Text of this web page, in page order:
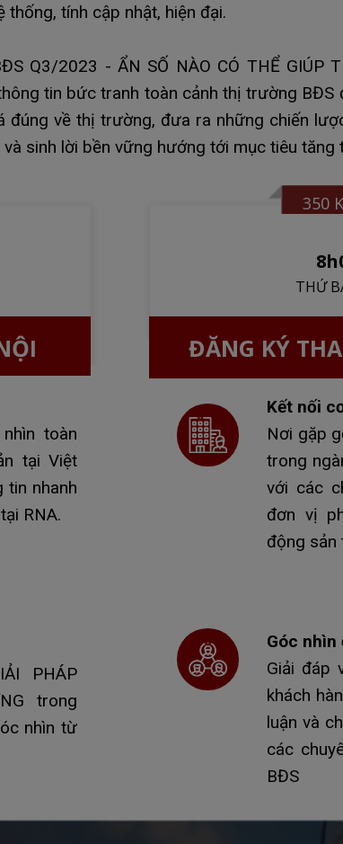
tính cập nhật, hiện đại.
Q3/2023 - ẨN SỐ NÀO CÓ THỂ GIÚP
tin bức tranh toàn cảnh thị trường BĐS
đúng về thị trường, đưa ra những chiến
sinh lời bền vững hướng tới mục tiêu tăng
ĐĂNG KÝ
350
THỨ
toàn
tại Việt
tin nhanh
RNA.
Góc nhìn
Giải đáp
khách
luận và
các
BĐS
PHÁP
trong
nhìn từ
Kết nối
Nơi gặp
trong
với các
đơn vị
động sản